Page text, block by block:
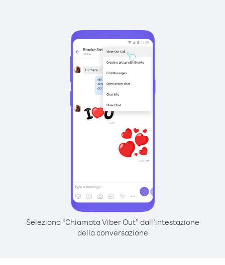
Seleziona “Chiamata Viber Out” dall’intestazione
della conversazione